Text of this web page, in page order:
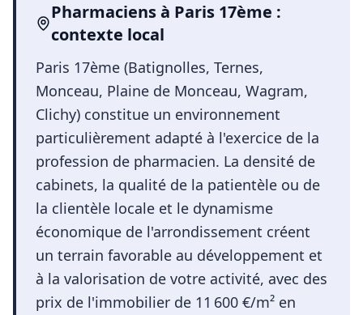
Pharmaciensà Paris 17ème :
contexte local
Paris 17ème (Batignolles, Ternes,
Monceau, Plaine de Monceau, Wagram,
Clichy) constitue un environnement
particulièrement adapté à l'exercice de la
profession de pharmacien. La densité de
cabinets, la qualité de la patientèle ou de
la clientèle locale et le dynamisme
économique de l'arrondissement créent
un terrain favorable au développement et
à la valorisation de votre activité, avec des
prix de l'immobilier de 11 600 €/m² en